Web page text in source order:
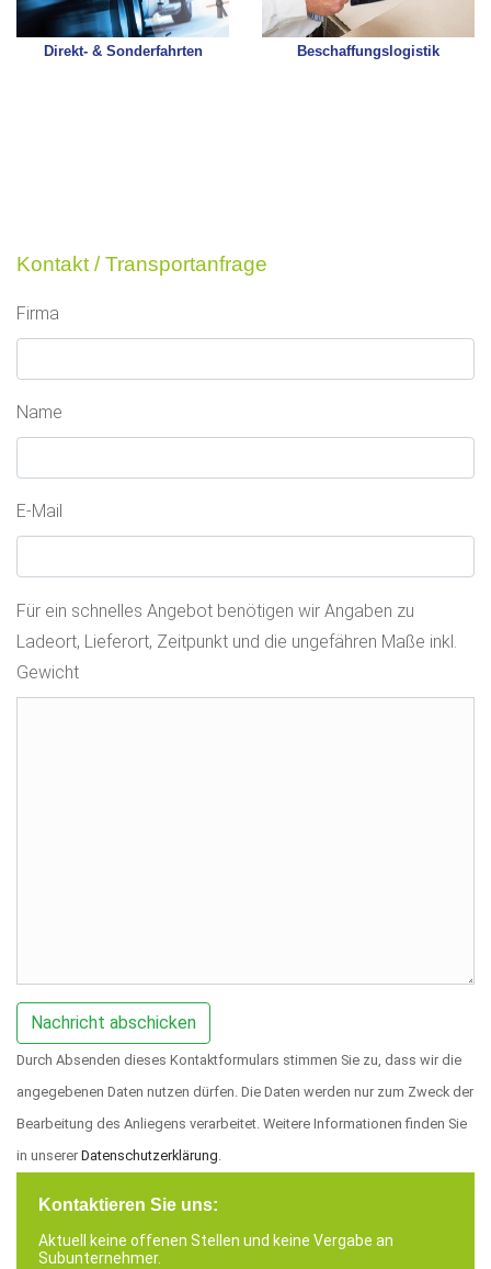
Direkt- & Sonderfahrten Beschaffungslogistik
Kontakt / Transportanfrage
Firma
Name
E-Mail
Für ein schnelles Angebot benötigen wir Angaben zu
Ladeort, Lieferort, Zeitpunkt und die ungefähren Maße inkl.
Gewicht
Durch Absenden dieses Kontaktformulars stimmen Sie zu, dass wir die
angegebenen Daten nutzen dürfen. Die Daten werden nur zum Zweck der
Bearbeitung des Anliegens verarbeitet. Weitere Informationen finden Sie
in unserer Datenschutzerklärung.
Kontaktieren Sie uns:
Aktuell keine offenen Stellen und keine Vergabe an
Subunternehmer.